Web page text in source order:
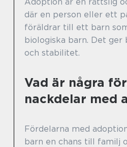
där en person eller ett
föräldrar till ett barn
biologiska barn. Det ger
och stabilitet.
Vad är några
nackdelar med
Fördelarna med
barn en chans till familj